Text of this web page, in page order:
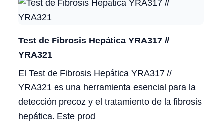
Test de Fibrosis Hepática YRA317 //
YRA321
El Test de Fibrosis Hepática YRA317 //
YRA321 es una herramienta esencial para la
detección precoz y el tratamiento de la fibrosis
hepática. Este prod